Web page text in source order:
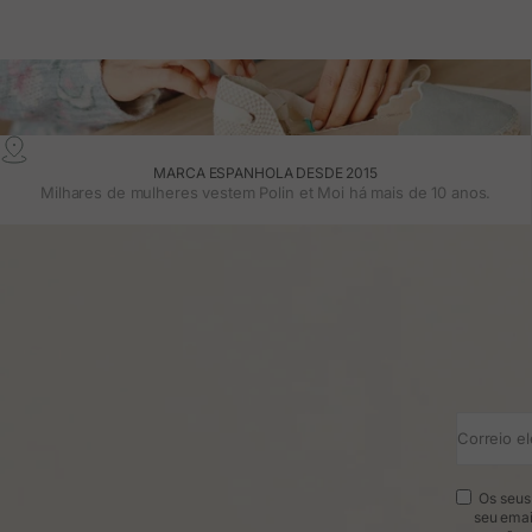
MARCA ESPANHOLA DESDE 2015
Milhares de mulheres vestem Polin et Moi há mais de 10 anos.
Correio
Os
seu